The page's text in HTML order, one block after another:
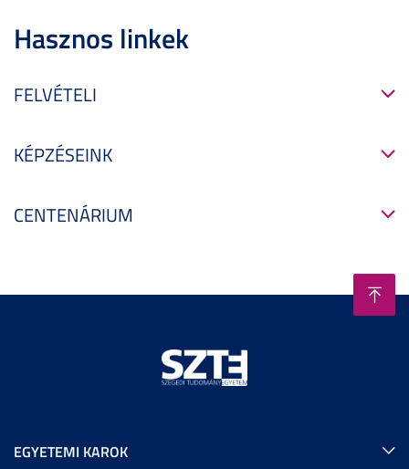
Hasznos linkek
FELVÉTELI
KÉPZÉSEINK
CENTENÁRIUM
EGYETEMI KAROK